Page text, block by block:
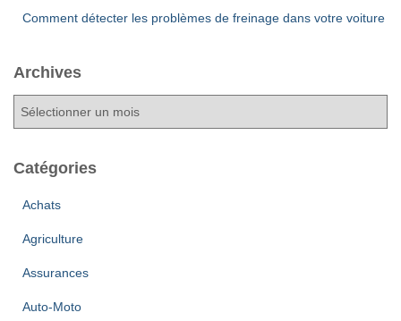
Comment détecter les problèmes de freinage dans votre voiture
Archives
h
Catégories
Achats
Agriculture
Assurances
Auto-Moto